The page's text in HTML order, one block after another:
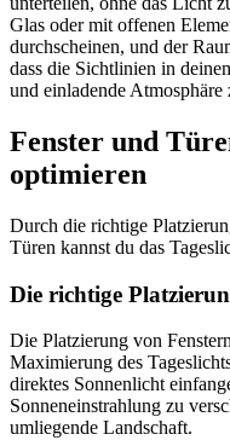
Glas oder mit offenen
durchscheinen, und der
dass die Sichtlinien in
und einladende Atmosphäre
Fenster und
optimieren
Durch die richtige
Türen kannst du das
Die richtige
Die Platzierung von
Maximierung des
direktes Sonnenlicht
Sonneneinstrahlung zu
umliegende Landschaft.